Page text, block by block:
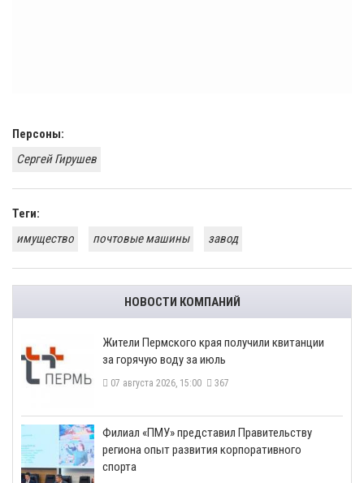
Персоны:
Сергей Гирушев
Теги:
имущество
почтовые машины завод
НОВОСТИ КОМПАНИЙ
​Жители Пермского края получили квитанции
за горячую воду за июль
07 августа 2026, 15:00 367
​Филиал «ПМУ» представил Правительству
региона опыт развития корпоративного
спорта